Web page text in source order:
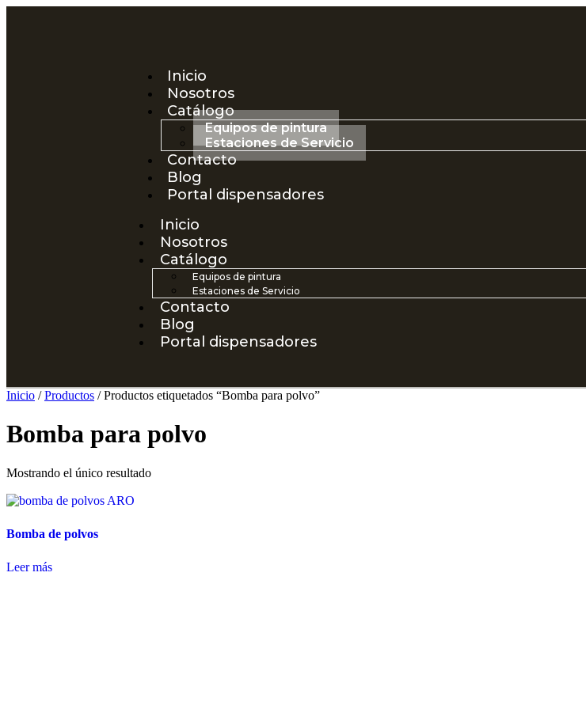
Inicio
Nosotros
Catálogo
Equipos de pintura
Estaciones de Servicio
Contacto
Blog
Portal dispensadores
Inicio
Nosotros
Catálogo
Equipos de pintura
Estaciones de Servicio
Contacto
Blog
Portal dispensadores
Inicio /Productos / Productos etiquetados “Bomba para polvo”
Bomba para polvo
Mostrando el único resultado
Bomba de polvos
Leer más